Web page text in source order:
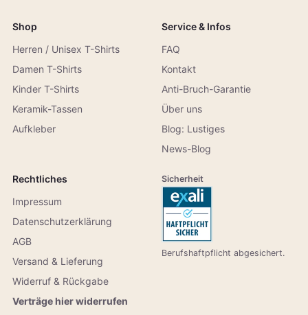
Shop
Herren / Unisex T-Shirts
Damen T-Shirts
Kinder T-Shirts
Keramik-Tassen
Aufkleber
Service & Infos
FAQ
Kontakt
Anti-Bruch-Garantie
Über uns
Blog: Lustiges
News-Blog
Rechtliches
Impressum
Datenschutzerklärung
AGB
Versand & Lieferung
Widerruf & Rückgabe
Verträge hier widerrufen
Sicherheit
Berufshaftpflicht abgesichert.